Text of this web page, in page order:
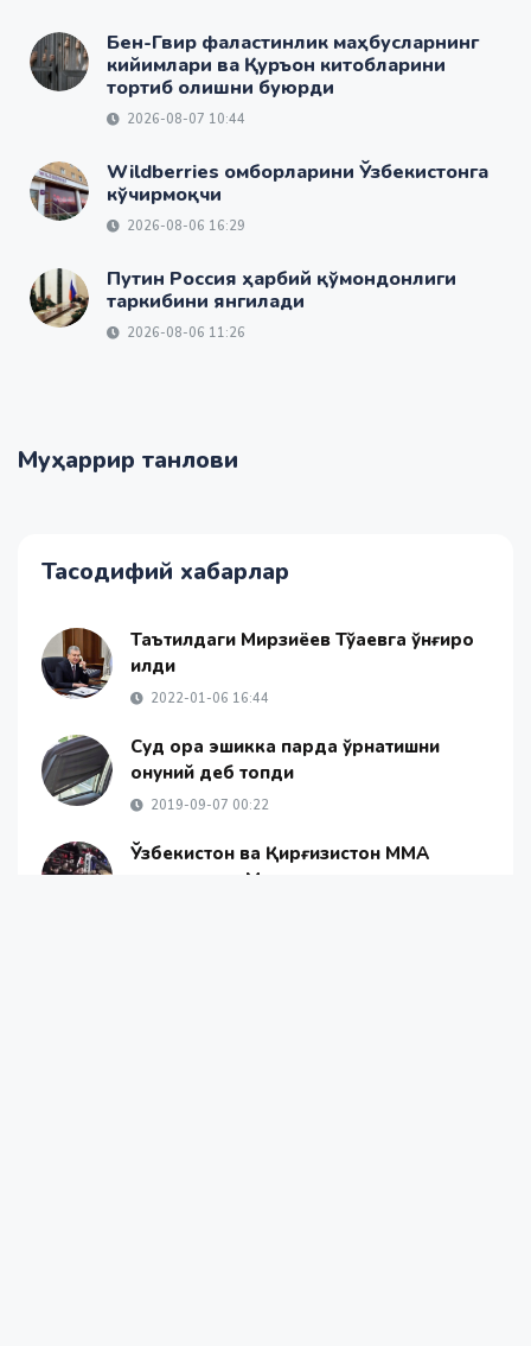
Бен-Гвир фаластинлик маҳбусларнинг
кийимлари ва Қуръон китобларини
тортиб олишни буюрди
2026-08-07 10:44
Wildberries омборларини Ўзбекистонга
кўчирмоқчи
2026-08-06 16:29
Путин Россия ҳарбий қўмондонлиги
таркибини янгилади
2026-08-06 11:26
Муҳаррир танлови
Тасодифий хабарлар
Таътилдаги Мирзиёев Тўқаевга қўнғироқ
қилди
2022-01-06 16:44
Суд орқа эшикка парда ўрнатишни
қонуний деб топди
2019-09-07 00:22
Ўзбекистон ва Қирғизистон ММА
жангчилари Москвада катта жанжал